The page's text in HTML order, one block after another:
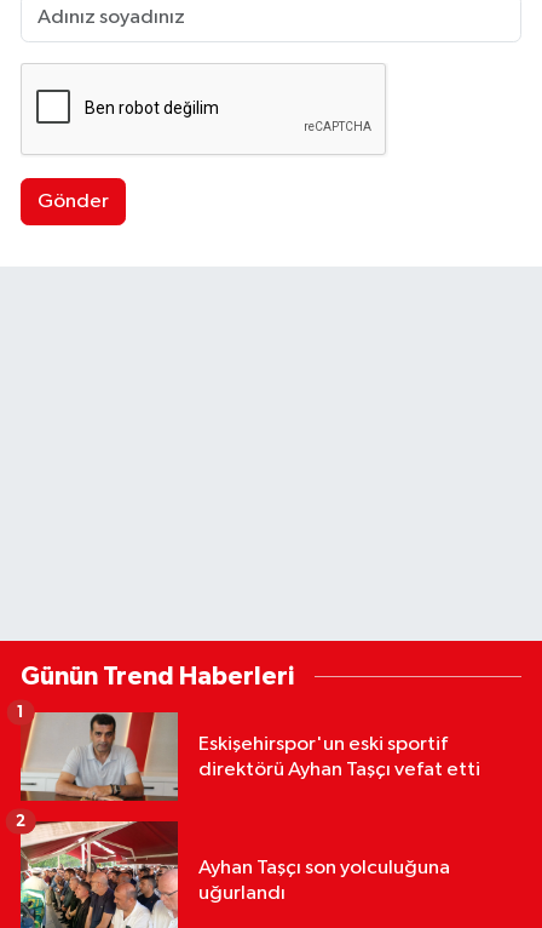
Gönder
Günün Trend Haberleri
Eskişehirspor'un eski sportif
direktörü Ayhan Taşçı vefat etti
1
Ayhan Taşçı son yolculuğuna
uğurlandı
2